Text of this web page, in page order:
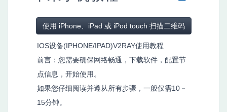
使用 iPhone、iPad 或 iPod touch 扫描二维码
IOS设备(IPHONE/IPAD)V2RAY使用教程
前言：您需要确保网络畅通，下载软件，配置节
点信息，开始使用。
如果您仔细阅读并遵从所有步骤，一般仅需10－
15分钟。